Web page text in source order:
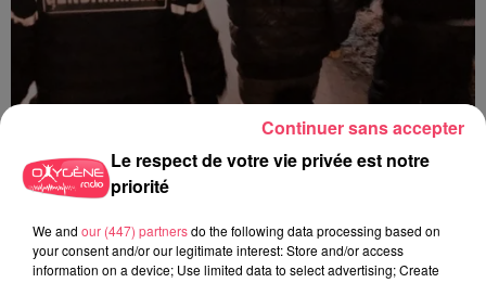
29 juillet 2026
SEGRÉ. ATTAQUE À L'ARME BLANCHE : L'AGRESSEUR INTERPELLÉ,
Le respect de votre vie privée est notre
priorité
We and our (447) partnersdo the following data processing based on
your consent and/or our legitimate interest: Store and/or access
information on a device; Use limited data to select advertising; Create
Continuer sans accepter